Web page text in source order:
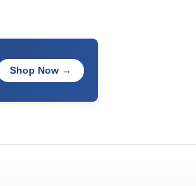
Shop Now →